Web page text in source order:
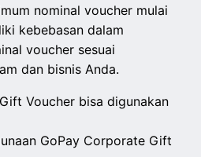
nominal voucher mulai
kebebasan dalam
voucher sesuai
dan bisnis Anda.
Voucher bisa digunakan
GoPay Corporate Gift